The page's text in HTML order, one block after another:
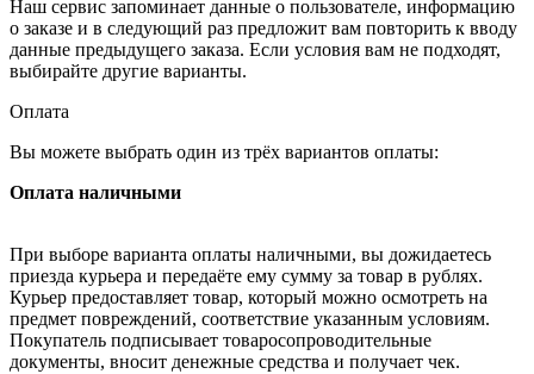
Наш сервис запоминает данные о пользователе, информацию
о заказе и в следующий раз предложит вам повторить к вводу
данные предыдущего заказа. Если условия вам не подходят,
выбирайте другие варианты.
Оплата
Вы можете выбрать один из трёх вариантов оплаты:
Оплата наличными
При выборе варианта оплаты наличными, вы дожидаетесь
приезда курьера и передаёте ему сумму за товар в рублях.
Курьер предоставляет товар, который можно осмотреть на
предмет повреждений, соответствие указанным условиям.
Покупатель подписывает товаросопроводительные
документы, вносит денежные средства и получает чек.